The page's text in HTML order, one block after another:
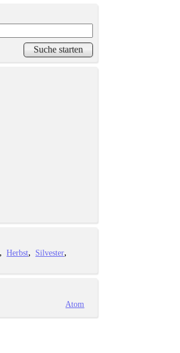
Herbst
Silvester
Atom